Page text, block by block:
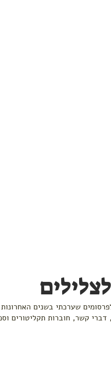
שערכתי בשנים
דברי קשר, חוברות תקליטורים